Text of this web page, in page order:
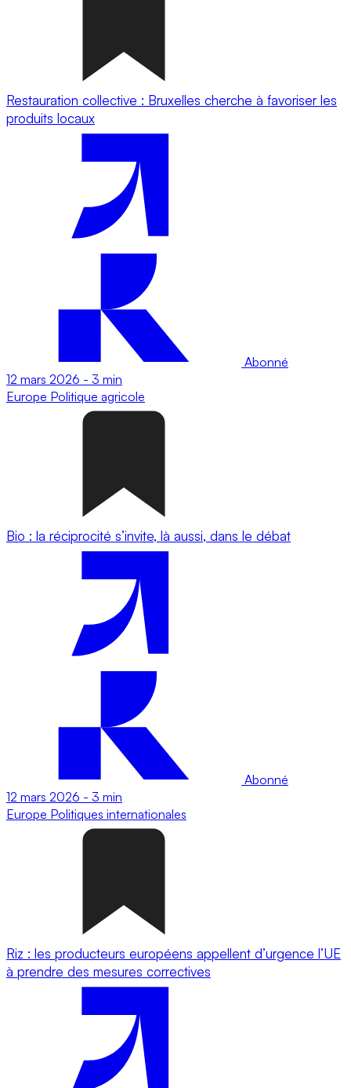
Restauration collective : Bruxelles cherche à favoriser les
produits locaux
Abonné
12 mars 2026 - 3 min
Europe Politique agricole
Bio : la réciprocité s’invite, là aussi, dans le débat
Abonné
12 mars 2026 - 3 min
Europe Politiques internationales
Riz : les producteurs européens appellent d’urgence l’UE
à prendre des mesures correctives